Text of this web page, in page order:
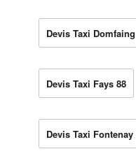
Devis Taxi Domfaing
Devis Taxi Fays 88
Devis Taxi Fontenay